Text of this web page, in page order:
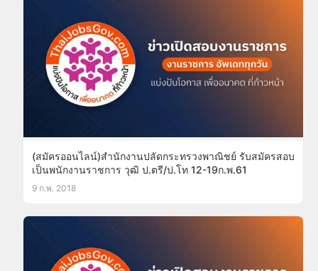
(สมัครออนไลน์)สำนักงานปลัดกระทรวงพาณิชย์ รับสมัครสอบ
เป็นพนักงานราชการ วุฒิ ป.ตรี/ป.โท 12-19ก.พ.61
9 ก.พ. 2018